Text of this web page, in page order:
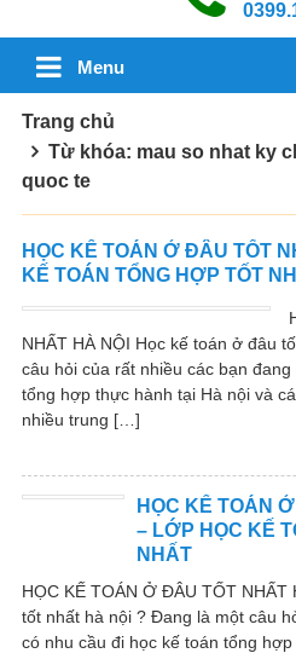
Menu
Trang chủ
Từ khóa: mau so nhat ky
quoc te
HỌC KẾ TOÁN Ở ĐÂU TỐT
KẾ TOÁN TỔNG HỢP TỐT
NHẤT HÀ NỘI Học kế toán ở đâu
câu hỏi của rất nhiều các bạn
tổng hợp thực hành tại Hà nội và
nhiều trung […]
HỌC KẾ TOÁN
– LỚP HỌC KẾ
NHẤT
HỌC KẾ TOÁN Ở ĐÂU TỐT NHẤT
tốt nhất hà nội ? Đang là một câu
có nhu cầu đi học kế toán tổng